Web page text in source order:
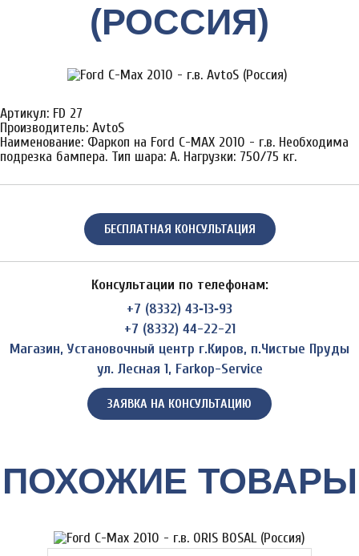
(РОССИЯ)
Артикул: FD 27
Производитель: AvtoS
Наименование: Фаркоп на Ford C-MAX 2010 - г.в. Необходима
подрезка бампера. Тип шара: A. Нагрузки: 750/75 кг.
БЕСПЛАТНАЯ КОНСУЛЬТАЦИЯ
Консультации по телефонам:
+7 (8332) 43‑13‑93
+7 (8332) 44-22-21
Магазин, Установочный центр г.Киров, п.Чистые Пруды
ул. Лесная 1, Farkop-Service
ЗАЯВКА НА КОНСУЛЬТАЦИЮ
ПОХОЖИЕ ТОВАРЫ